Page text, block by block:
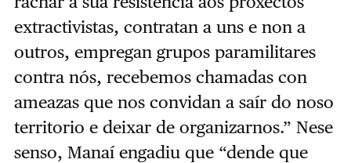
extractivistas, contratan a uns e non a
outros, empregan grupos paramilitares
contra nós, recebemos chamadas con
ameazas que nos convidan a saír do noso
territorio e deixar de organizarnos.” Nese
senso, Manaí engadiu que “dende que